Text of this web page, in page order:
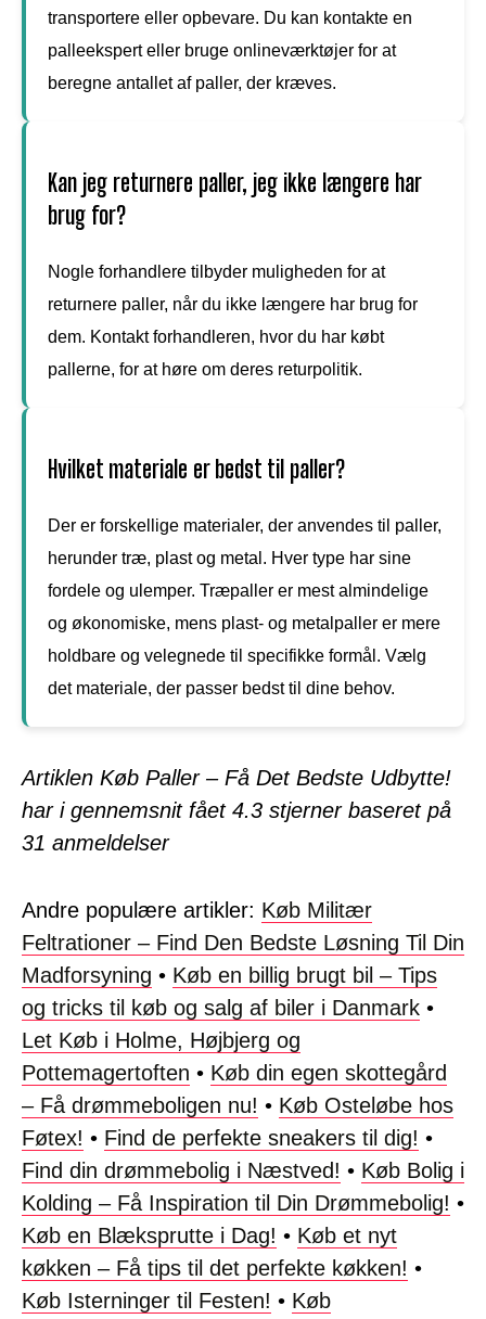
transportere eller opbevare. Du kan kontakte en
palleekspert eller bruge onlineværktøjer for at
beregne antallet af paller, der kræves.
Kan jeg returnere paller, jeg ikke længere har
brug for?
Nogle forhandlere tilbyder muligheden for at
returnere paller, når du ikke længere har brug for
dem. Kontakt forhandleren, hvor du har købt
pallerne, for at høre om deres returpolitik.
Hvilket materiale er bedst til paller?
Der er forskellige materialer, der anvendes til paller,
herunder træ, plast og metal. Hver type har sine
fordele og ulemper. Træpaller er mest almindelige
og økonomiske, mens plast- og metalpaller er mere
holdbare og velegnede til specifikke formål. Vælg
det materiale, der passer bedst til dine behov.
Artiklen Køb Paller – Få Det Bedste Udbytte!
har i gennemsnit fået 4.3 stjerner baseret på
31 anmeldelser
Andre populære artikler: Køb Militær
Feltrationer – Find Den Bedste Løsning Til Din
Madforsyning • Køb en billig brugt bil – Tips
og tricks til køb og salg af biler i Danmark •
Let Køb i Holme, Højbjerg og
Pottemagertoften • Køb din egen skottegård
– Få drømmeboligen nu! • Køb Osteløbe hos
Føtex! • Find de perfekte sneakers til dig! •
Find din drømmebolig i Næstved! • Køb Bolig i
Kolding – Få Inspiration til Din Drømmebolig! •
Køb en Blæksprutte i Dag! • Køb et nyt
køkken – Få tips til det perfekte køkken! •
Køb Isterninger til Festen! • Køb